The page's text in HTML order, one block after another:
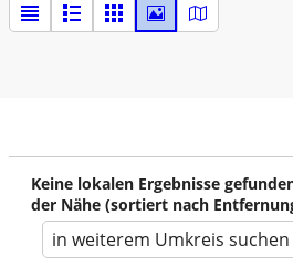
Keine lokalen Ergebnisse
der Nähe (sortiert nach
in weiterem Umkreis suchen